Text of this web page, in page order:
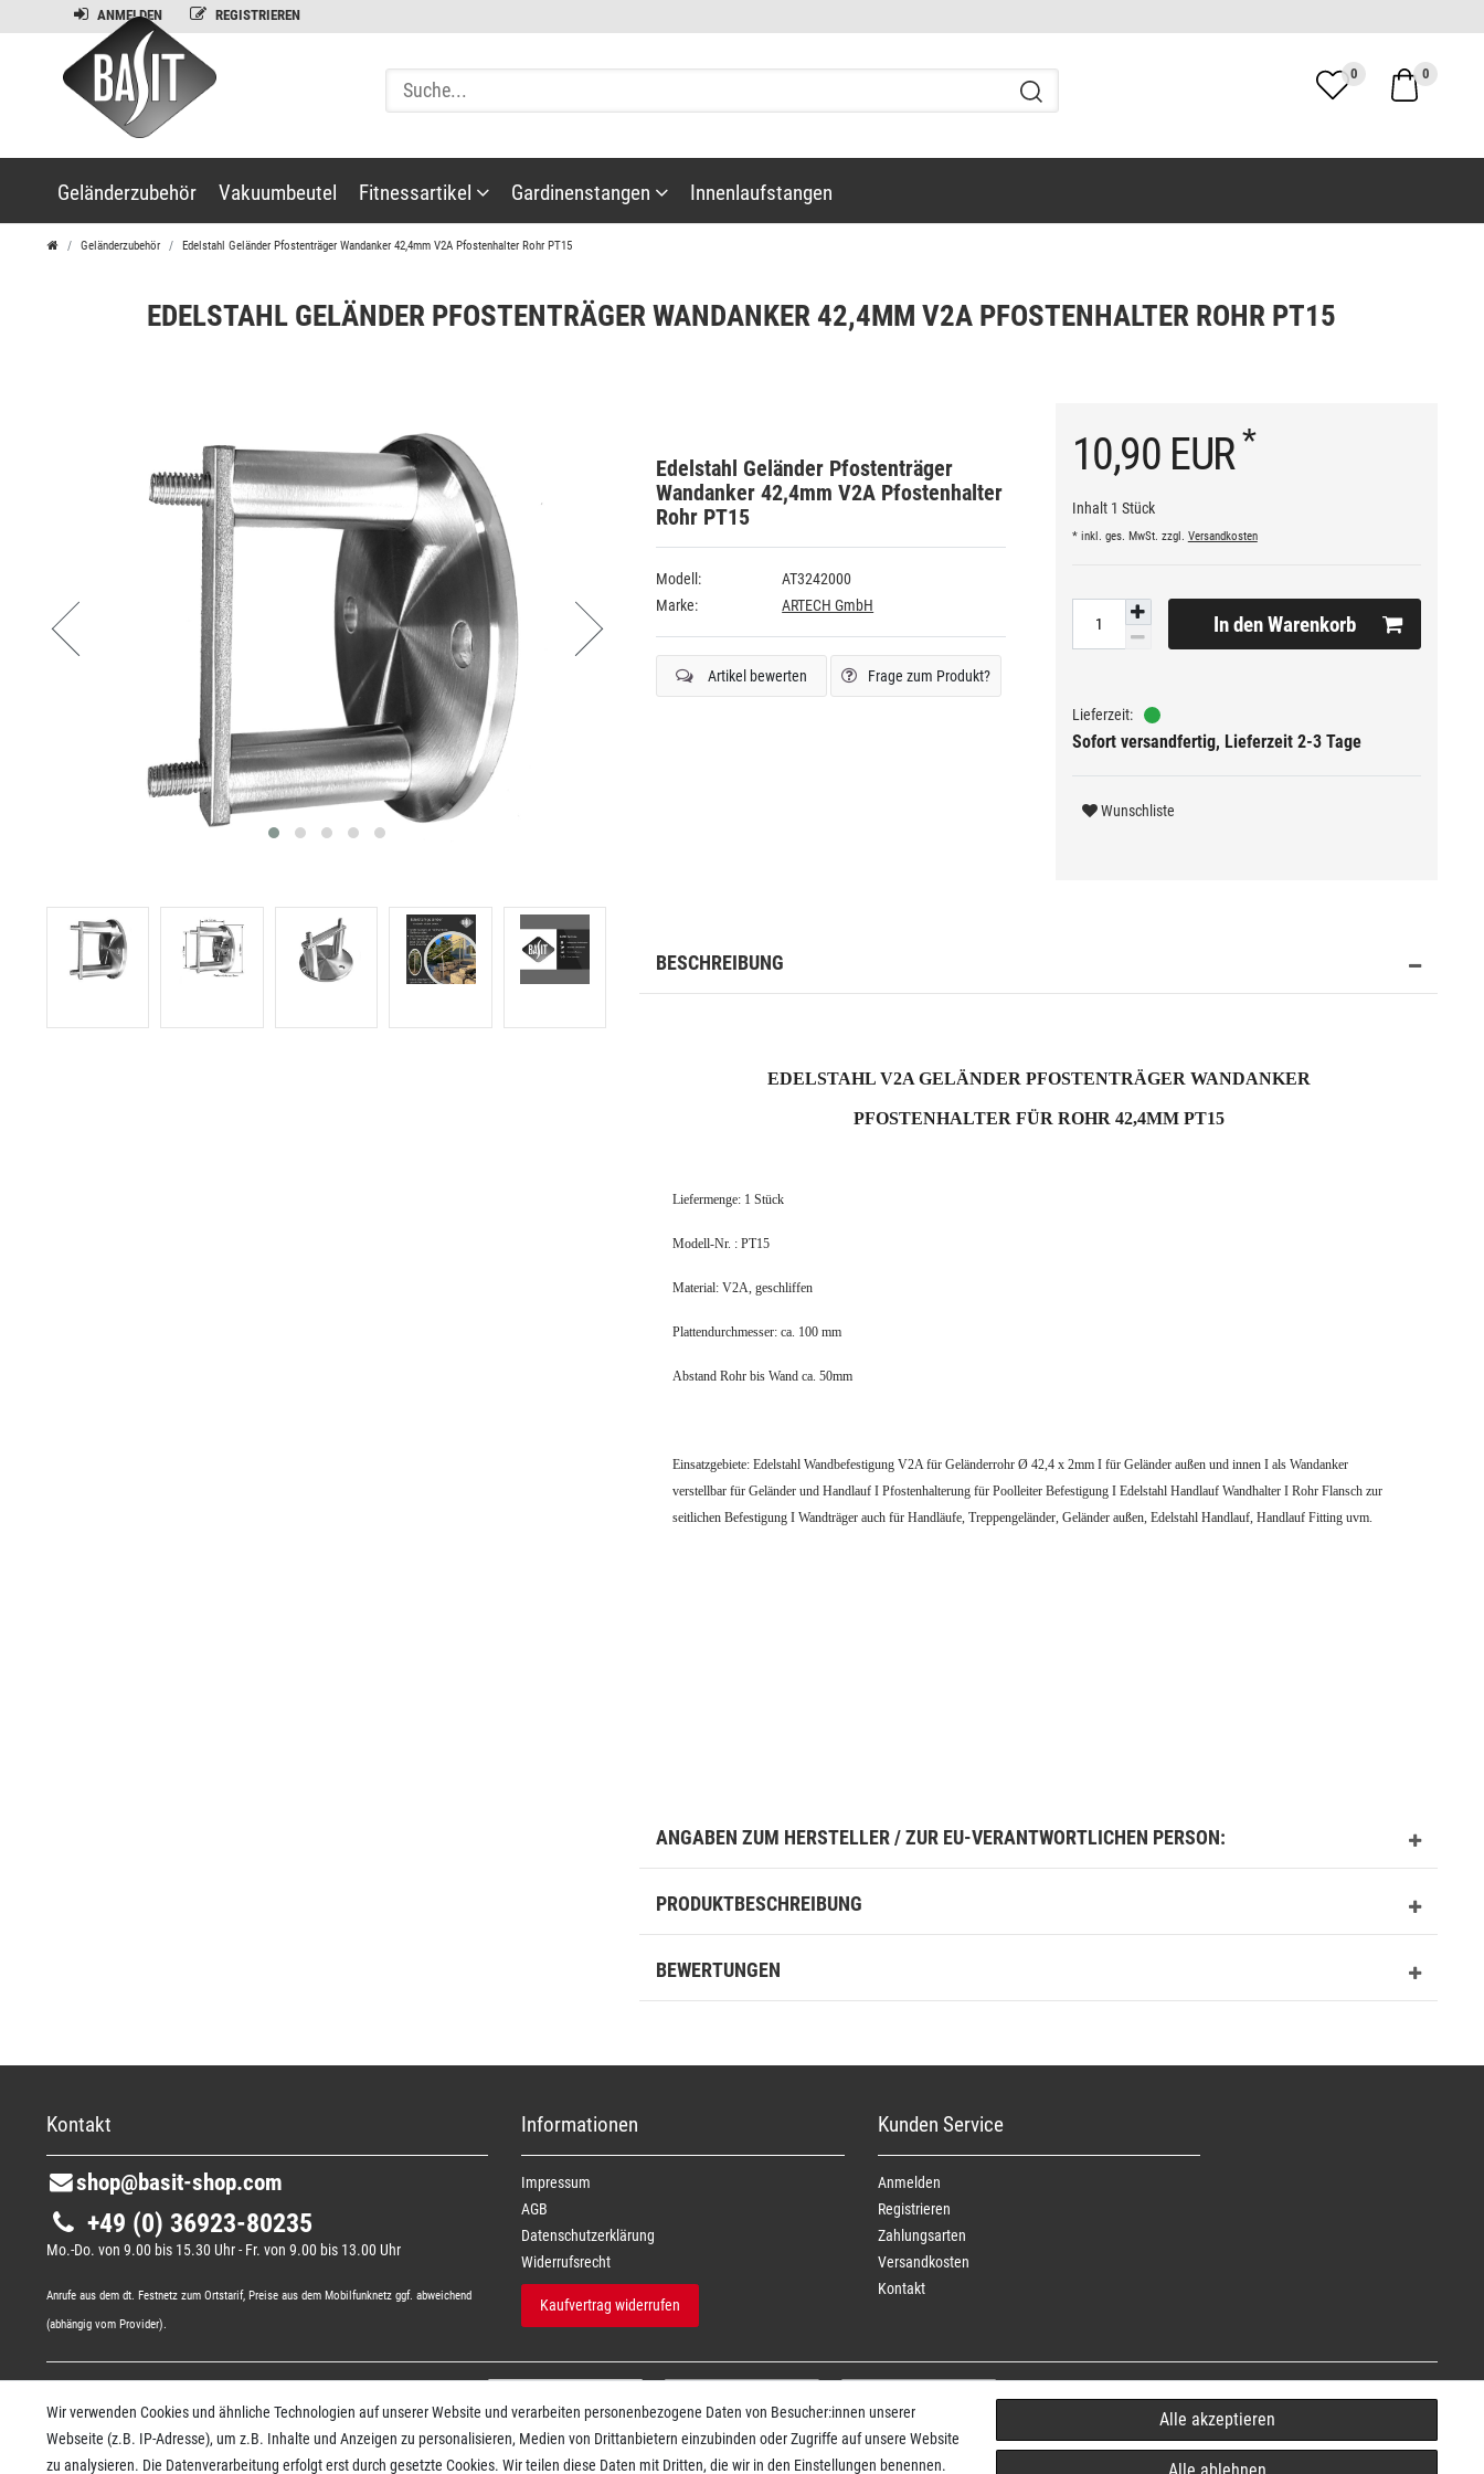
ANMELDEN REGISTRIEREN
0
0
Geländerzubehör Vakuumbeutel Fitnessartikel
Schwungstäbe
Gardinenstangen Innenlaufstangen
Geländerzubehör Edelstahl Geländer Pfostenträger Wandanker 42,4mm V2A Pfostenhalter Rohr PT15
EDELSTAHL GELÄNDER PFOSTENTRÄGER WANDANKER 42,4MM V2A PFOSTENHALTER ROHR PT15
Edelstahl Geländer Pfostenträger
Wandanker 42,4mm V2A Pfostenhalter
Rohr PT15
Modell:
AT3242000
Marke:
ARTECH GmbH
Artikel bewerten Frage zum Produkt?
10,90 EUR*
Inhalt 1 Stück
* inkl. ges. MwSt. zzgl. Versandkosten
In den Warenkorb
Sofort versandfertig, Lieferzeit 2-3 Tage
Wunschliste
BESCHREIBUNG
EDELSTAHL V2A GELÄNDER PFOSTENTRÄGER WANDANKER
PFOSTENHALTER FÜR ROHR 42,4MM PT15
Liefermenge: 1 Stück
Modell-Nr. : PT15
Material: V2A, geschliffen
Plattendurchmesser: ca. 100 mm
Abstand Rohr bis Wand ca. 50mm
Einsatzgebiete:Edelstahl Wandbefestigung V2A für Geländerrohr Ø 42,4 x 2mm Ifür Geländer außen und innen I als Wandanker
verstellbar für Geländer und Handlauf I Pfostenhalterung für Poolleiter Befestigung I Edelstahl Handlauf Wandhalter I Rohr Flansch zur
seitlichen Befestigung IWandträger auch für Handläufe, Treppengeländer, Geländer außen, Edelstahl Handlauf, Handlauf Fittinguvm.
ANGABEN ZUM HERSTELLER / ZUR EU-VERANTWORTLICHEN PERSON:
PRODUKTBESCHREIBUNG
BEWERTUNGEN
Kontakt
shop@basit-shop.com
+49 (0) 36923-80235
Mo.-Do. von 9.00 bis 15.30 Uhr - Fr. von 9.00 bis 13.00 Uhr
Anrufe aus dem dt. Festnetz zum Ortstarif, Preise aus dem Mobilfunknetz ggf. abweichend
(abhängig vom Provider).
Informationen
Impressum
AGB
Daten­schutz­erklärung
Widerrufs­recht
Kaufvertrag widerrufen
Kunden Service
Anmelden
Registrieren
Zahlungsarten
Versandkosten
Kontakt
Wir verwenden Cookies und ähnliche Technologien auf unserer Website und verarbeiten personenbezogene Daten von Besucher:innen unserer
Webseite (z.B. IP-Adresse), um z.B. Inhalte und Anzeigen zu personalisieren, Medien von Drittanbietern einzubinden oder Zugriffe auf unsere Website
zu analysieren. Die Datenverarbeitung erfolgt erst durch gesetzte Cookies. Wir teilen diese Daten mit Dritten, die wir in den Einstellungen benennen.
Alle akzeptieren